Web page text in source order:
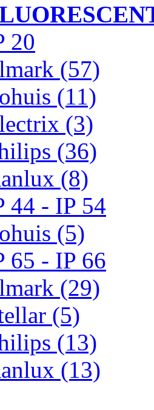
20
(57)
(11)
(3)
(36)
(8)
44 - IP 54
(5)
65 - IP 66
(29)
(5)
(13)
(13)